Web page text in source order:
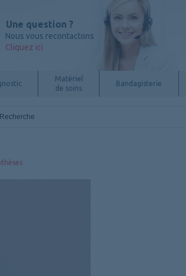
Une question ?
Nous vous recontactons
Cliquez ici
Matériel
de soins
Bandagisterie